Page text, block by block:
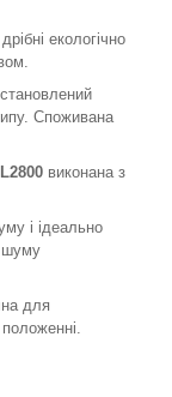
екологічно
Споживана
виконана з
і ідеально
шуму
для